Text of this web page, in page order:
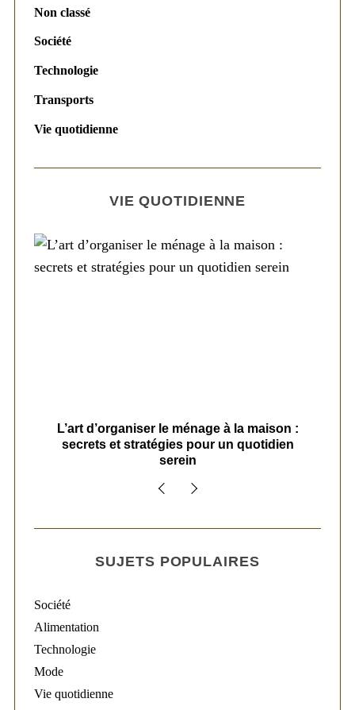
Non classé
Société
Technologie
Transports
Vie quotidienne
VIE QUOTIDIENNE
L’art d’organiser le ménage à la maison :
secrets et stratégies pour un quotidien
serein
SUJETS POPULAIRES
Société
Alimentation
Technologie
Mode
Vie quotidienne